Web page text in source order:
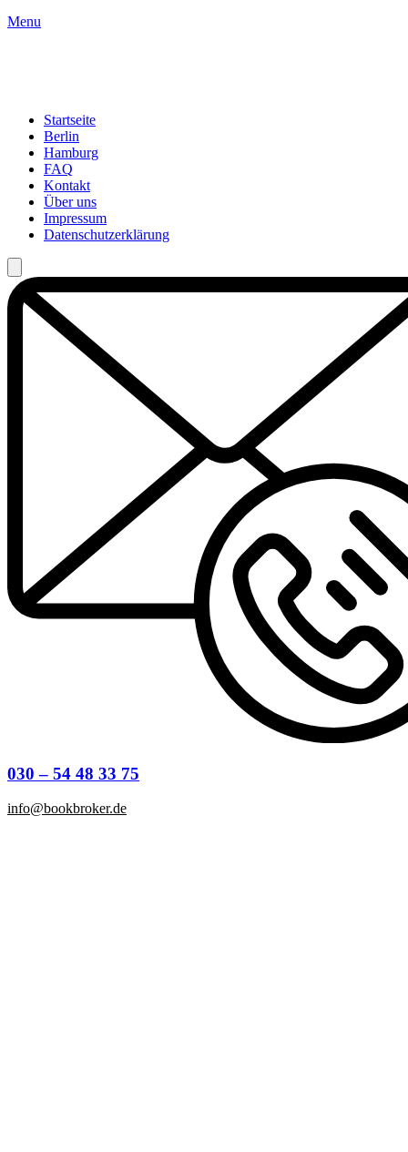
Menu
Startseite
Berlin
Hamburg
FAQ
Kontakt
Über uns
Impressum
Datenschutzerklärung
030 – 54 48 33 75
info@bookbroker.de